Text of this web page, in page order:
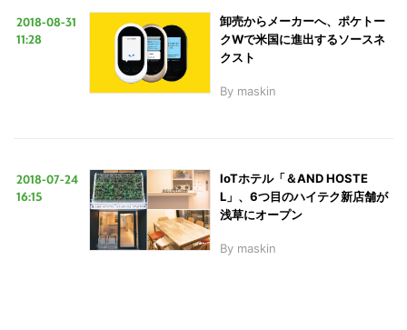
2018-08-31
11:28
卸売からメーカーへ、ポケトー
クWで米国に進出するソースネ
クスト
By maskin
2018-07-24
16:15
IoTホテル「＆AND HOSTE
L」、6つ目のハイテク新店舗が
浅草にオープン
By maskin